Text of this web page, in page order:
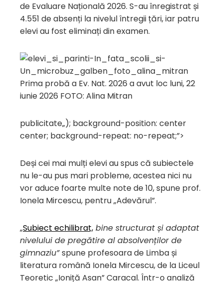
de Evaluare Națională 2026. S-au înregistrat și
4.551 de absenți la nivelul întregii țări, iar patru
elevi au fost eliminați din examen.
Prima probă a Ev. Nat. 2026 a avut loc luni, 22
iunie 2026 FOTO: Alina Mitran
publicitate„); background-position: center
center; background-repeat: no-repeat;”>
Deși cei mai mulți elevi au spus că subiectele
nu le-au pus mari probleme, acestea nici nu
vor aduce foarte multe note de 10, spune prof.
Ionela Mircescu, pentru „Adevărul”.
„Subiect echilibrat, bine structurat și adaptat
nivelului de pregătire al absolvenților de
gimnaziu”spune profesoara de Limba și
literatura română Ionela Mircescu, de la Liceul
Teoretic „Ioniță Asan” Caracal. Într-o analiză